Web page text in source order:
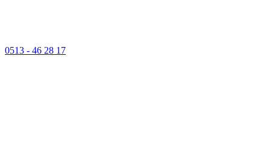
0513 - 46 28 17